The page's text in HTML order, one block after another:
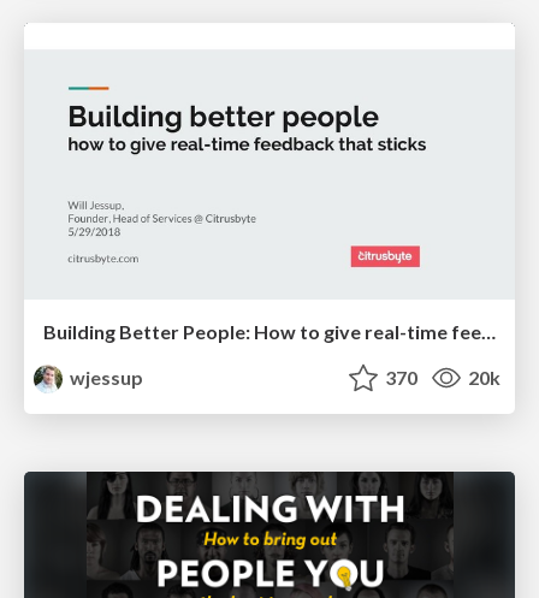
Building Better People: How to give real-time feedback that sticks.
wjessup
370 20k